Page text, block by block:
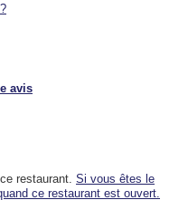
avis
restaurant. Si vous êtes le
ce restaurant est ouvert.